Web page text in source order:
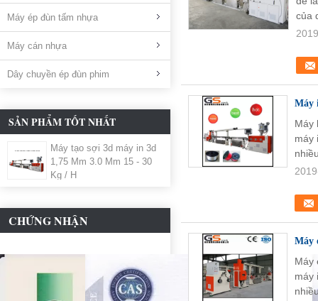
Máy ép đùn tấm nhựa
Máy cán nhựa
Dây chuyền ép đùn phim
SẢN PHẨM TỐT NHẤT
Máy tạo sợi 3d máy in 3d
1,75 Mm 3.0 Mm 15 - 30
Kg / H
CHỨNG NHẬN
của
Máy
Máy
máy
Máy
Máy
máy